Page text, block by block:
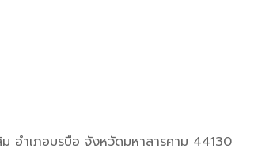
ำเภอบรบือ จังหวัดมหาสารคาม 44130